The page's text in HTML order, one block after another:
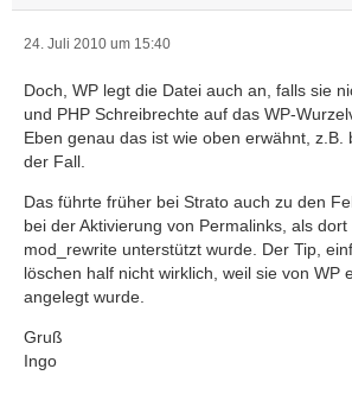
24. Juli 2010 um 15:40
Doch, WP legt die Datei auch an, falls sie
und PHP Schreibrechte auf das WP-
Eben genau das ist wie oben erwähnt, z.B.
der Fall.
Das führte früher bei Strato auch zu den
bei der Aktivierung von Permalinks, als dort
mod_rewrite unterstützt wurde. Der Tip,
löschen half nicht wirklich, weil sie von WP
angelegt wurde.
Gruß
Ingo